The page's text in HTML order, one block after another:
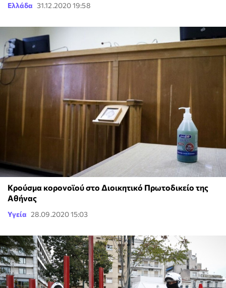
Ελλάδα 31.12.2020 19:58
Κρούσμα κορονοϊού στο Διοικητικό Πρωτοδικείο της
Αθήνας
Υγεία 28.09.2020 15:03